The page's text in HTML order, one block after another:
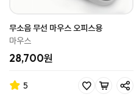
무소음 무선 마우스 오피스용
마우스
28,700원
5